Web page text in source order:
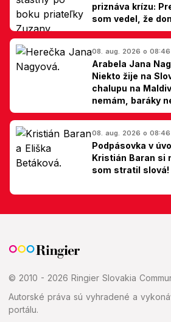
priznáva krízu:
som vedel, že
hovorí Milan
08. aug. 2026 o 08:46
Arabela Jana
Niekto žije na
chalupu na
nemám, baráky
Slovákom
08. aug. 2026 o 08:46
Podpásovka v
Kristián Baran si
som stratil slová!
© 2010 - 2026 Ringier Slovakia
Autorské práva sú vyhradené a
portálu.